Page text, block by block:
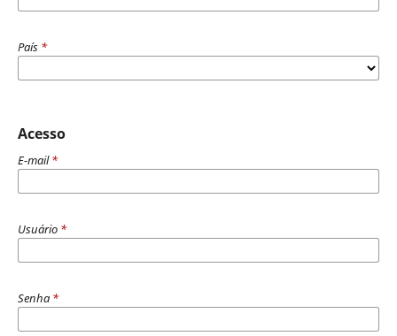
País *
Acesso
E-mail*
Usuário *
Senha *